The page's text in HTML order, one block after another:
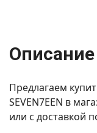
Описание
Предлагаем
SEVEN7EEN в
или с доставкой